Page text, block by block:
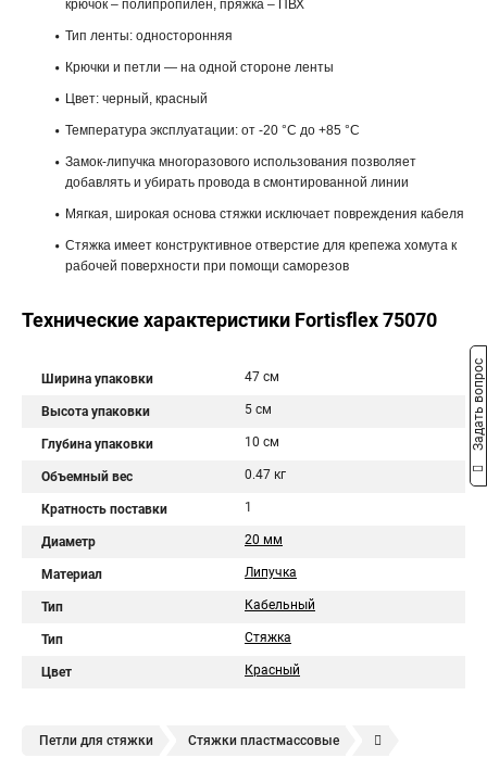
крючок – полипропилен, пряжка – ПВХ
Тип ленты: односторонняя
Крючки и петли — на одной стороне ленты
Цвет: черный, красный
Температура эксплуатации: от -20 °С до +85 °С
Замок-липучка многоразового использования позволяет
добавлять и убирать провода в смонтированной линии
Мягкая, широкая основа стяжки исключает повреждения кабеля
Стяжка имеет конструктивное отверстие для крепежа хомута к
рабочей поверхности при помощи саморезов
Технические характеристики Fortisflex 75070
Ширина упаковки 47 см
Высота упаковки 5 см
Глубина упаковки 10 см
Объемный вес 0.47 кг
Кратность поставки 1
Диаметр 20 мм
Материал Липучка
Тип Кабельный
Тип Стяжка
Цвет Красный
Петли для стяжки Стяжки пластмассовые
Задать вопрос